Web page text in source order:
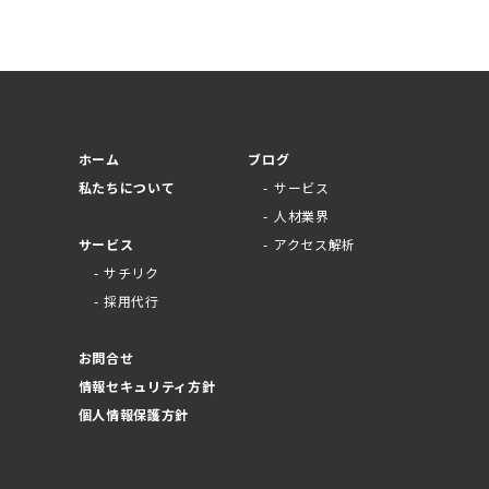
問合わせの受付が
ホーム
私たちについて
サービス
サチリク
採用代行
お問合せ
情報セキュリティ方針
個人情報保護方針
ブログ
サービス
人材業界
アクセス解析